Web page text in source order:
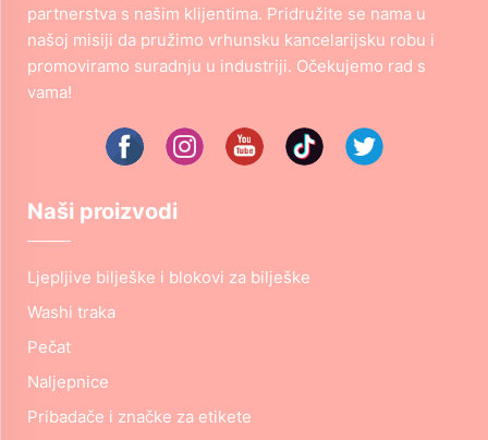
partnerstva s našim klijentima. Pridružite se nama u
našoj misiji da pružimo vrhunsku kancelarijsku robu i
promoviramo suradnju u industriji. Očekujemo rad s
vama!
Naši proizvodi
Ljepljive bilješke i blokovi za bilješke
Washi traka
Pečat
Naljepnice
Pribadače i značke za etikete